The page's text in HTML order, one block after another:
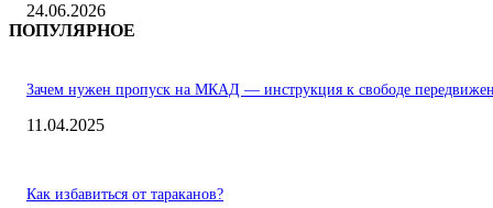
24.06.2026
ПОПУЛЯРНОЕ
Зачем нужен пропуск на МКАД — инструкция к свободе
11.04.2025
Как избавиться от тараканов?